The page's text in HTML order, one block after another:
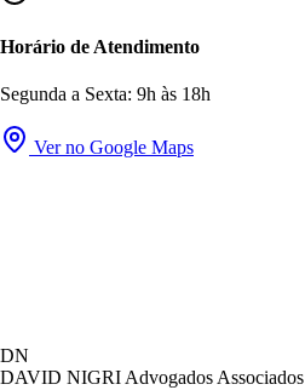
Horário de Atendimento
Segunda a Sexta: 9h às 18h
Ver no Google Maps
DN
DAVID NIGRIAdvogados Associados
Online agora